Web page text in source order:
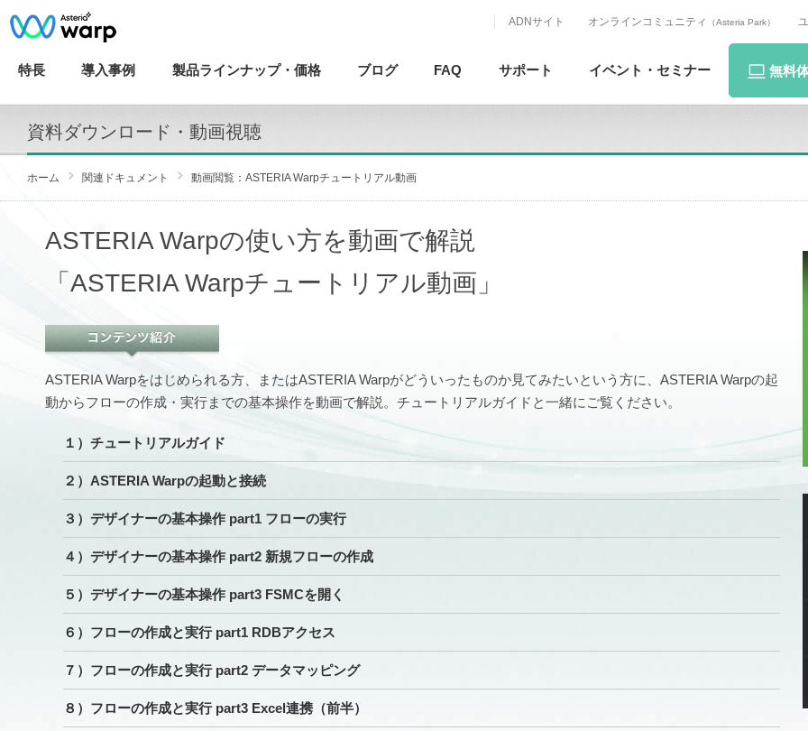
ADNサイト オンラインコミュニティ （Asteria Park）
特長 導入事例 製品ラインナップ・ 価格 ブログ FAQ サポート イベント・ セミナー 無料
資料ダウンロード・動画視聴
ホーム 関連ドキュメント 動画閲覧：ASTERIA Warpチュートリアル動画
ASTERIA Warpの使い方を動画で解説
「ASTERIA Warpチュートリアル動画」
ASTERIA Warpをはじめられる方、またはASTERIA Warpがどういったものか見てみたいという方に、ASTERIA Warpの起
動からフローの作成・実行までの基本操作を動画で解説。チュートリアルガイドと一緒にご覧ください。
１）チュートリアルガイド
２）ASTERIA Warpの起動と接続
３）デザイナーの基本操作 part1 フローの実行
４）デザイナーの基本操作 part2 新規フローの作成
５）デザイナーの基本操作 part3 FSMCを開く
６）フローの作成と実行 part1 RDBアクセス
７）フローの作成と実行 part2 データマッピング
８）フローの作成と実行 part3 Excel連携（前半）